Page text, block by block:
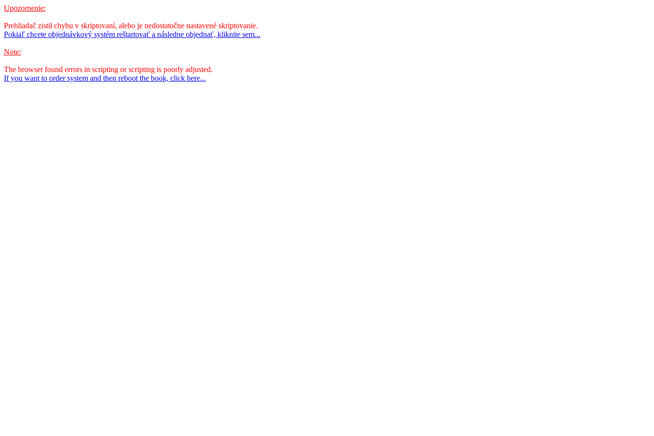
Upozornenie:
Prehliadač zistil chybu v skriptovaní, alebo je nedostatočne nastavené skriptovanie.
Pokiaľ chcete objednávkový systém reštartovať a následne objednať, kliknite sem...
Note:
The browser found errors in scripting or scripting is poorly adjusted.
If you want to order system and then reboot the book, click here...